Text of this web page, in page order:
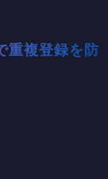
重複登録を防